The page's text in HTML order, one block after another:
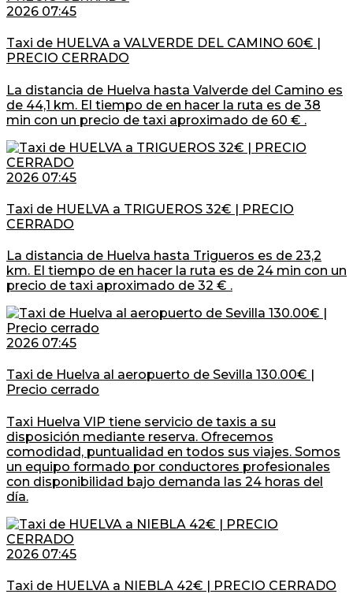
2026 07:45
Taxi de HUELVA a VALVERDE DEL CAMINO 60€ |
PRECIO CERRADO
La distancia de Huelva hasta Valverde del Camino es
de 44,1 km. El tiempo de en hacer la ruta es de 38
min con un precio de taxi aproximado de 60 € .
2026 07:45
Taxi de HUELVA a TRIGUEROS 32€ | PRECIO
CERRADO
La distancia de Huelva hasta Trigueros es de 23,2
km. El tiempo de en hacer la ruta es de 24 min con un
precio de taxi aproximado de 32 € .
2026 07:45
Taxi de Huelva al aeropuerto de Sevilla 130.00€ |
Precio cerrado
Taxi Huelva VIP tiene servicio de taxis a su
disposición mediante reserva. Ofrecemos
comodidad, puntualidad en todos sus viajes. Somos
un equipo formado por conductores profesionales
con disponibilidad bajo demanda las 24 horas del
día.
2026 07:45
Taxi de HUELVA a NIEBLA 42€ | PRECIO CERRADO